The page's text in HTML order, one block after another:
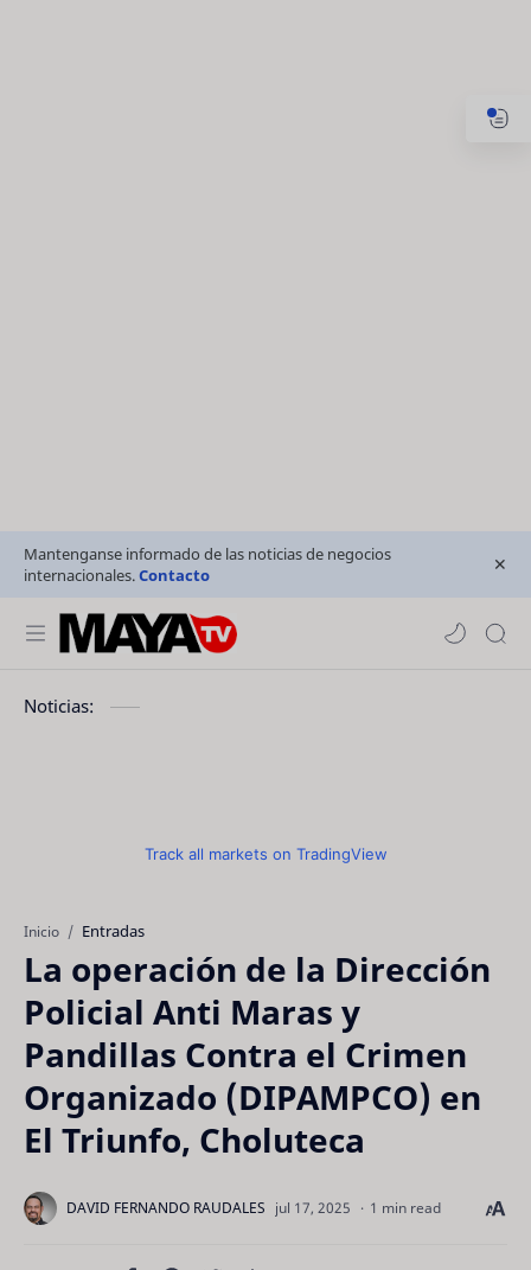
Mantenganse informado de las noticias de negocios
internacionales.Contacto
Noticias:
Track all markets on TradingView
Inicio Entradas
La operación de la Dirección
Policial Anti Maras y
Pandillas Contra el Crimen
Organizado (DIPAMPCO) en
El Triunfo, Choluteca
1 min read